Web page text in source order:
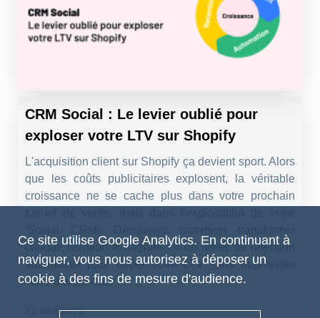
CRM Social : Le levier oublié pour
exploser votre LTV sur Shopify
L'acquisition client sur Shopify ça devient sport. Alors
que les coûts publicitaires explosent, la véritable
croissance ne se cache plus dans votre prochain
chaque mention Instagram en un levier de rétention
automatisé pour doper votre LTV sans augmenter
votre budget Ads.
21 avril 2026
Ce site utilise Google Analytics. En continuant à
naviguer, vous nous autorisez à déposer un
cookie à des fins de mesure d'audience.